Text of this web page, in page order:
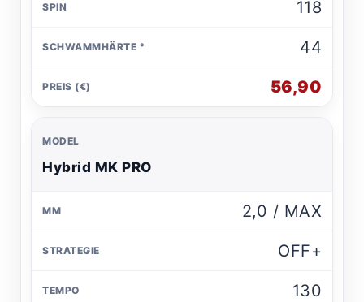
118
44
56,90
Hybrid MK PRO
2,0 / MAX
OFF+
130